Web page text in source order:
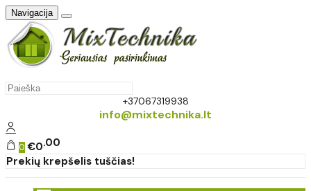
Navigacija
+37067319938
info@mixtechnika.lt
0 €0 00
Prekių krepšelis tuščias!